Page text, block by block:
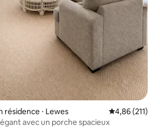
⋅ Lewes Évaluation
4,86 (211)
avec un porche spacieux